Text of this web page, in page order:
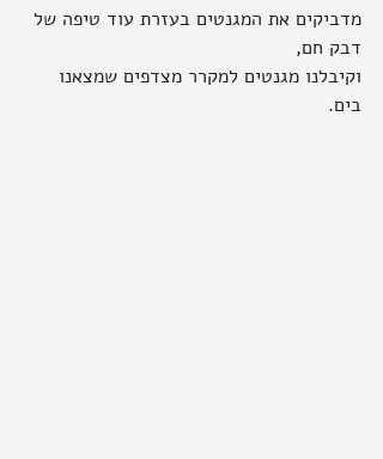
מדביקים את המגנטים בעזרת עוד טיפה של
דבק חם,
וקיבלנו מגנטים למקרר מצדפים שמצאנו
בים.